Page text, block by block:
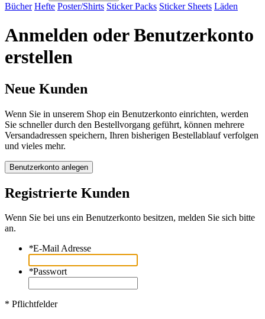
Bücher Hefte Poster/Shirts Sticker Packs Sticker Sheets Läden
Anmelden oder Benutzerkonto
erstellen
Neue Kunden
Wenn Sie in unserem Shop ein Benutzerkonto einrichten, werden
Sie schneller durch den Bestellvorgang geführt, können mehrere
Versandadressen speichern, Ihren bisherigen Bestellablauf verfolgen
und vieles mehr.
Benutzerkonto anlegen
Registrierte Kunden
Wenn Sie bei uns ein Benutzerkonto besitzen, melden Sie sich bitte
an.
*E-Mail Adresse
*Passwort
* Pflichtfelder